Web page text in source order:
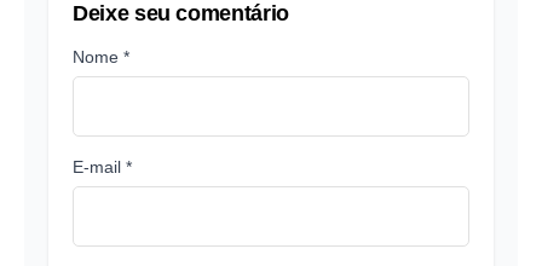
Deixe seu comentário
Nome *
E-mail *